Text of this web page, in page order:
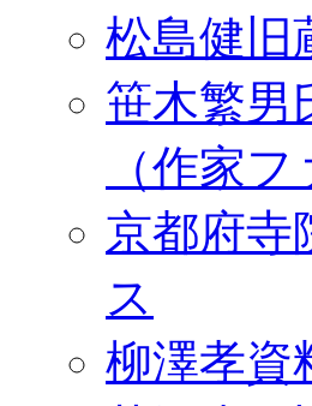
松島健旧
笹木繁男
（作家フ
京都府寺
ス
柳澤孝資